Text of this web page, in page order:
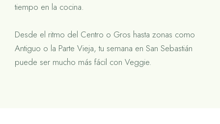
tiempo en la cocina.
Desde el ritmo del Centro o Gros hasta zonas como
Antiguo o la Parte Vieja, tu semana en San Sebastián
puede ser mucho más fácil con Veggie.